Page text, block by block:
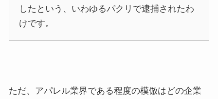
したという、いわゆるパクリで逮捕されたわ
けです。
ただ、アパレル業界である程度の模倣はどの企業